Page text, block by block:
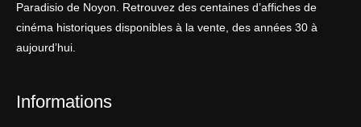
Paradisio de Noyon. Retrouvez des centaines d’affiches de
cinéma historiques disponibles à la vente, des années 30 à
aujourd’hui.
Informations